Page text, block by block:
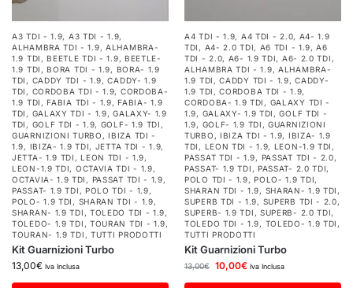
A3 TDI - 1.9, A3 TDI - 1.9,
ALHAMBRA TDI - 1.9,ALHAMBRA-
1.9 TDI ,BEETLE TDI - 1.9, BEETLE-
1.9 TDI ,BORA TDI - 1.9, BORA- 1.9
TDI , CADDY TDI - 1.9,CADDY- 1.9
TDI , CORDOBA TDI - 1.9, CORDOBA-
1.9 TDI ,FABIA TDI - 1.9,FABIA- 1.9
TDI , GALAXY TDI - 1.9,GALAXY- 1.9
TDI , GOLF TDI - 1.9, GOLF- 1.9 TDI ,
GUARNIZIONI TURBO ,IBIZA TDI -
1.9, IBIZA- 1.9 TDI, JETTA TDI - 1.9,
JETTA- 1.9 TDI ,LEON TDI - 1.9,
LEON-1.9 TDI, OCTAVIA TDI - 1.9,
OCTAVIA- 1.9 TDI , PASSAT TDI - 1.9,
PASSAT- 1.9 TDI , POLO TDI - 1.9,
POLO- 1.9 TDI , SHARAN TDI - 1.9,
SHARAN- 1.9 TDI , TOLEDO TDI - 1.9,
TOLEDO- 1.9 TDI , TOURAN TDI - 1.9,
TOURAN- 1.9 TDI , TUTTI PRODOTTI
Kit Guarnizioni Turbo
13,00€ Iva Inclusa
A4 TDI - 1.9, A4 TDI - 2.0, A4- 1.9
TDI , A4- 2.0 TDI, A6 TDI - 1.9,A6
TDI - 2.0, A6- 1.9 TDI, A6- 2.0 TDI ,
ALHAMBRA TDI - 1.9,ALHAMBRA-
1.9 TDI ,CADDY TDI - 1.9,CADDY-
1.9 TDI ,CORDOBA TDI - 1.9,
CORDOBA- 1.9 TDI , GALAXY TDI -
1.9, GALAXY- 1.9 TDI ,GOLF TDI -
1.9, GOLF- 1.9 TDI ,GUARNIZIONI
TURBO , IBIZA TDI - 1.9, IBIZA- 1.9
TDI , LEON TDI - 1.9, LEON-1.9 TDI ,
PASSAT TDI - 1.9, PASSAT TDI - 2.0,
PASSAT- 1.9 TDI , PASSAT- 2.0 TDI,
POLO TDI - 1.9,POLO- 1.9 TDI,
SHARAN TDI - 1.9, SHARAN- 1.9 TDI ,
SUPERB TDI - 1.9, SUPERB TDI - 2.0,
SUPERB- 1.9 TDI , SUPERB- 2.0 TDI,
TOLEDO TDI - 1.9, TOLEDO- 1.9 TDI ,
TUTTI PRODOTTI
Kit Guarnizioni Turbo
13,00€ 10,00€ Iva Inclusa